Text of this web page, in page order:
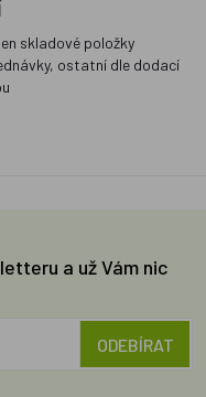
skladové položky
ostatní dle dodací
a už Vám nic
ODEBÍRAT